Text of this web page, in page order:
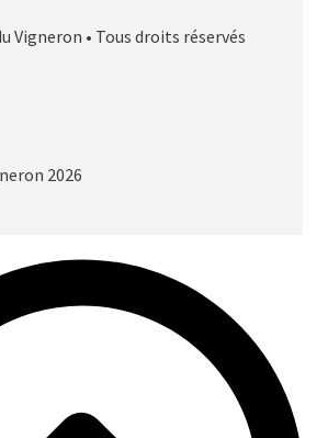
Vigneron • Tous droits réservés
2026